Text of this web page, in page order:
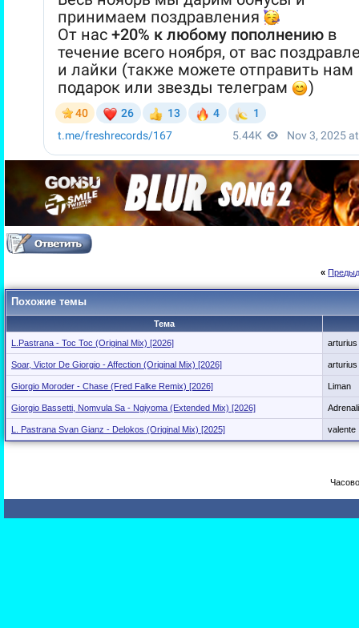
«
Похожие темы
Тема
L.Pastrana - Toc Toc (Original Mix) [2026]
arturius
Soar, Victor De Giorgio - Affection (Original Mix) [2026] arturius
Giorgio Moroder - Chase (Fred Falke Remix) [2026] Liman
Giorgio Bassetti, Nomvula Sa - Ngiyoma (Extended Mix) [2026]
L. Pastrana Svan Gianz - Delokos (Original Mix) [2025] valente